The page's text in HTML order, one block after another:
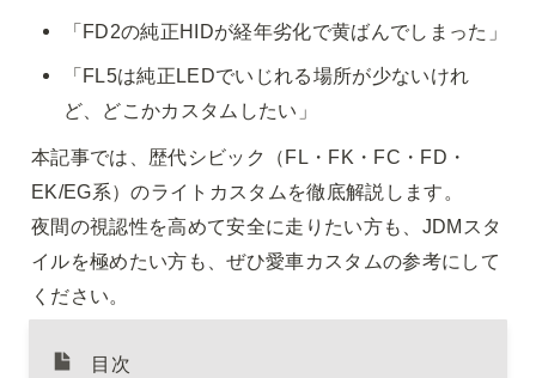
「FD2の純正HIDが経年劣化で黄ばんでしまった」
「FL5は純正LEDでいじれる場所が少ないけれ
ど、どこかカスタムしたい」
本記事では、歴代シビック（FL・FK・FC・FD・
EK/EG系）のライトカスタムを徹底解説します。
夜間の視認性を高めて安全に走りたい方も、JDMスタ
イルを極めたい方も、ぜひ愛車カスタムの参考にして
ください。
目次